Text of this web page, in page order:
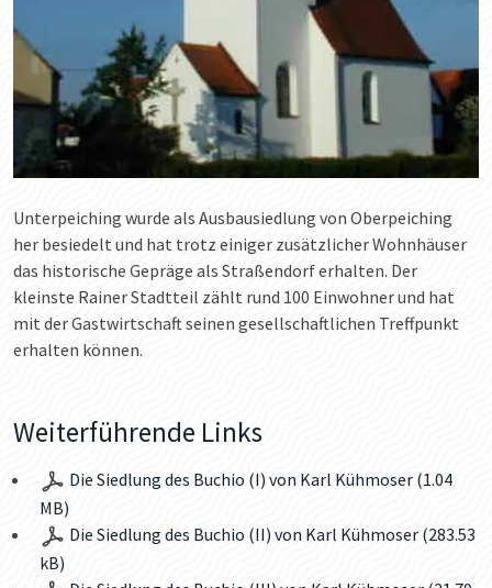
Unterpeiching wurde als Ausbausiedlung von Oberpeiching
her besiedelt und hat trotz einiger zusätzlicher Wohnhäuser
das historische Gepräge als Straßendorf erhalten. Der
kleinste Rainer Stadtteil zählt rund 100 Einwohner und hat
mit der Gastwirtschaft seinen gesellschaftlichen Treffpunkt
erhalten können.
Weiterführende Links
Die Siedlung des Buchio (I) von Karl Kühmoser (1.04
MB)
Die Siedlung des Buchio (II) von Karl Kühmoser (283.53
kB)